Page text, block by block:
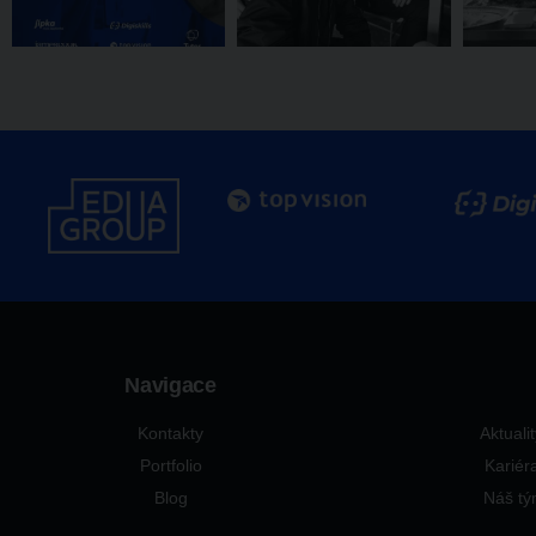
Navigace
Kontakty
Portfolio
Blog
Náš